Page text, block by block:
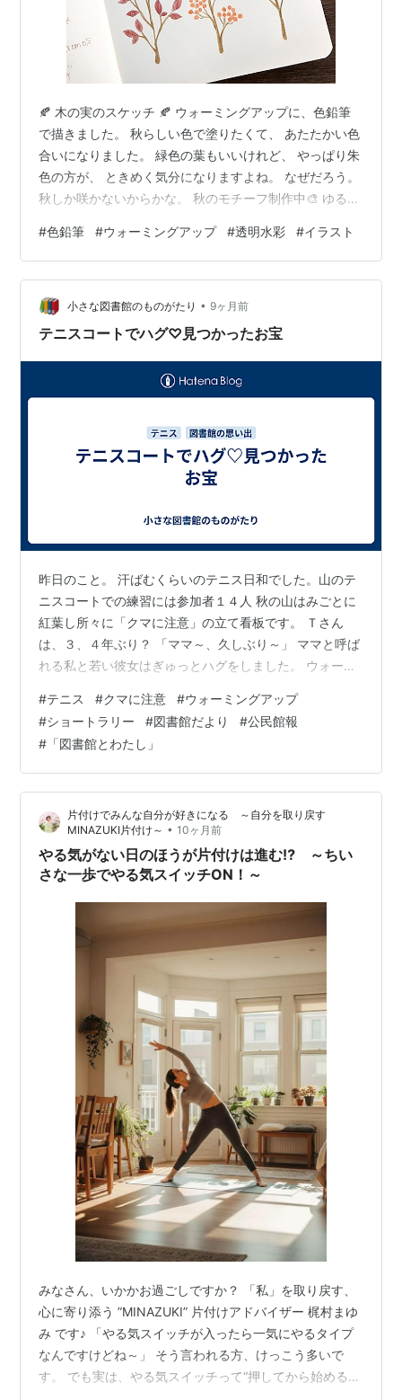
🍂 木の実のスケッチ 🍂 ウォーミングアップに、色鉛筆
で描きました。 秋らしい色で塗りたくて、 あたたかい色
合いになりました。 緑色の葉もいいけれど、 やっぱり朱
色の方が、 ときめく気分になりますよね。 なぜだろう。
秋しか咲かないからかな。 秋のモチーフ制作中🎨 ゆるっ
半…。 おぉ…早い…。というよりも 「え？もう？？？ い
つの間に？？」 という感じの方が勝った気がします😂 で
も、毎年もそんなふうに感じるって分かってるのに 11月
に入ってから 『はっ』と気づくことが多いんですよね。
それが普通かどうか分かりません。うん( ˙-˙ ) でも、年…
#色鉛筆 #ウォーミングアップ #透明水彩 #イラスト
小さな図書館のものがたり • 9ヶ月前
テニスコートでハグ♡見つかったお宝
昨日のこと。 汗ばむくらいのテニス日和でした。山のテ
ニスコートでの練習には参加者１４人 秋の山はみごとに
紅葉し所々に「クマに注意」の立て看板です。 Ｔさん
は、３、４年ぶり？ 「ママ～、久しぶり～」 ママと呼ば
れる私と若い彼女はぎゅっとハグをしました。 ウォーミ
を合わせて、一球が、だいじに長く続きました。痛めて
いたという膝もすっかり治癒したようでした。 ＊＊＊ 嬉
しいことがもうひとつ。 テニスの後、偶然、倉見を通り
かかって当時、公民館報の担当だったＪさんが現在「ウ
ェルピア倉見」にいることを思い出しました。変わらぬ
いい笑顔のＪさんでした。 いつも原…
#テニス #クマに注意 #ウォーミングアップ
#ショートラリー #図書館だより #公民館報
# 「図書館とわたし」
片付けでみんな自分が好きになる ～自分を取り戻す
MINAZUKI片付け～ • 10ヶ月前
やる気がない日のほうが片付けは進む⁉ ～ちい
さな一歩でやる気スイッチON！～
みなさん、いかかお過ごしですか？ 「私」を取り戻す、
心に寄り添う ”MINAZUKI” 片付けアドバイザー 梶村まゆ
み です♪ 「やる気スイッチが入ったら一気にやるタイプ
なんですけどね～」 そう言われる方、けっこう多いで
す。 でも実は、やる気スイッチって“押してから始めるも